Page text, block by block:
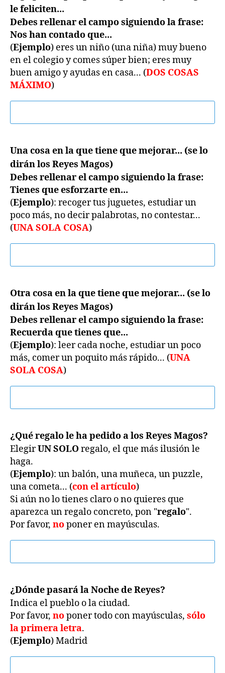
le feliciten...
Debes rellenar el campo siguiendo la frase:
Nos han contado que...
(Ejemplo) eres un niño (una niña) muy bueno
en el colegio y comes súper bien; eres muy
buen amigo y ayudas en casa... (DOS COSAS
MÁXIMO)
Una cosa en la que tiene que mejorar... (se lo
dirán los Reyes Magos)
Debes rellenar el campo siguiendo la frase:
Tienes que esforzarte en...
(Ejemplo): recoger tus juguetes, estudiar un
poco más, no decir palabrotas, no contestar...
(UNA SOLA COSA)
Otra cosa en la que tiene que mejorar... (se lo
dirán los Reyes Magos)
Debes rellenar el campo siguiendo la frase:
Recuerda que tienes que...
(Ejemplo): leer cada noche, estudiar un poco
más, comer un poquito más rápido... (UNA
SOLA COSA)
¿Qué regalo le ha pedido a los Reyes Magos?
ElegirUN SOLOregalo, el que más ilusión le
haga.
(Ejemplo): un balón, una muñeca, un puzzle,
una cometa... (con el artículo)
Si aún no lo tienes claro o no quieres que
aparezca un regalo concreto, pon "regalo".
Por favor, noponer en mayúsculas.
¿Dónde pasará la Noche de Reyes?
Indica el pueblo o la ciudad.
Por favor, noponer todo con mayúsculas, sólo
la primera letra.
(Ejemplo) Madrid